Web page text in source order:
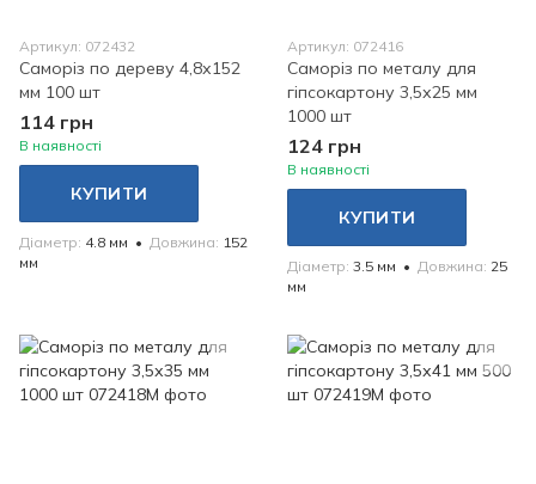
Артикул: 072432
Саморіз по дереву 4,8х152
мм 100 шт
114 грн
В наявності
КУПИТИ
Діаметр 4.8 мм Довжина 152
мм
Артикул: 072416
Саморіз по металу для
гіпсокартону 3,5х25 мм
1000 шт
124 грн
В наявності
КУПИТИ
Діаметр 3.5 мм Довжина 25
мм